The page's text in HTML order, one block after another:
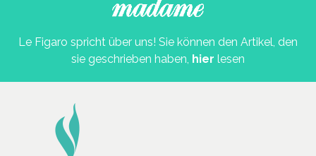
Le Figaro spricht über uns! Sie können den Artikel, den
sie geschrieben haben, hier lesen